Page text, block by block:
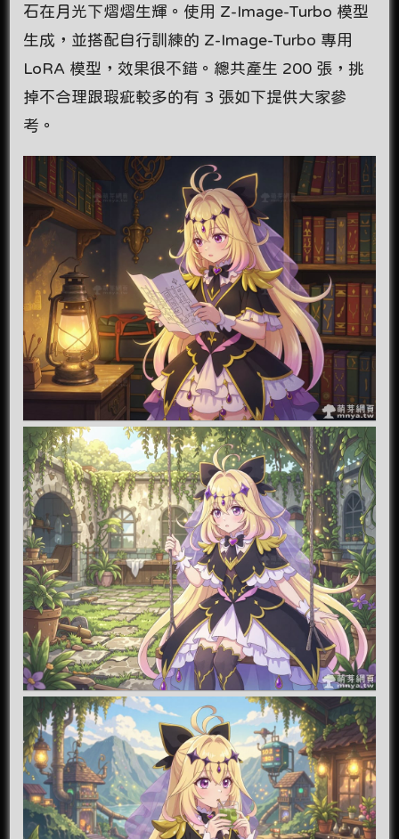
石在月光下熠熠生輝。使用 Z-Image-Turbo 模型
生成，並搭配自行訓練的 Z-Image-Turbo 專用
LoRA 模型，效果很不錯。總共產生 200 張，挑
掉不合理跟瑕疵較多的有 3 張如下提供大家參
考。